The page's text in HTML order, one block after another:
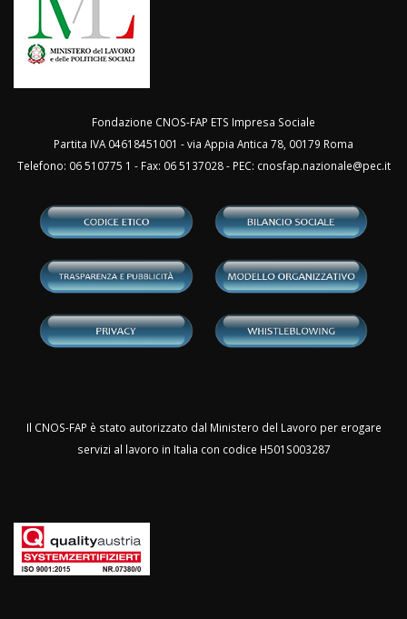
Fondazione CNOS-FAP ETS Impresa Sociale
Partita IVA 04618451001 - via Appia Antica 78, 00179 Roma
Telefono: 06 510775 1 - Fax: 06 5137028 - PEC: cnosfap.nazionale@pec.it
Il CNOS-FAP è stato autorizzato dal Ministero del Lavoro per erogare
servizi al lavoro in Italia con codice H501S003287